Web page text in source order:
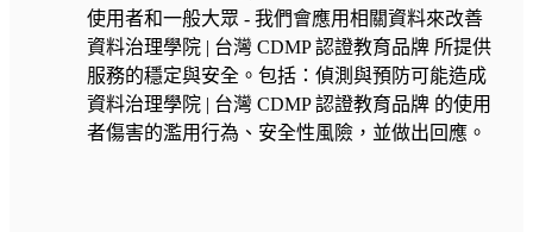
使用者和一般大眾 - 我們會應用相關資料來改善
資料治理學院 | 台灣 CDMP 認證教育品牌 所提供
服務的穩定與安全。包括：偵測與預防可能造成
資料治理學院 | 台灣 CDMP 認證教育品牌 的使用
者傷害的濫用行為、安全性風險，並做出回應。